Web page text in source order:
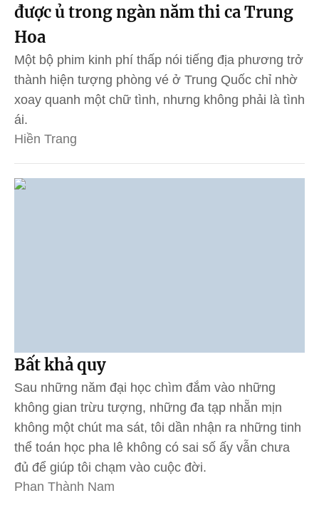
được ủ trong ngàn năm thi ca Trung
Hoa
Một bộ phim kinh phí thấp nói tiếng địa phương trở
thành hiện tượng phòng vé ở Trung Quốc chỉ nhờ
xoay quanh một chữ tình, nhưng không phải là tình
ái.
Hiền Trang
Bất khả quy
Sau những năm đại học chìm đắm vào những
không gian trừu tượng, những đa tạp nhẵn mịn
không một chút ma sát, tôi dần nhận ra những tinh
thể toán học pha lê không có sai số ấy vẫn chưa
đủ để giúp tôi chạm vào cuộc đời.
Phan Thành Nam